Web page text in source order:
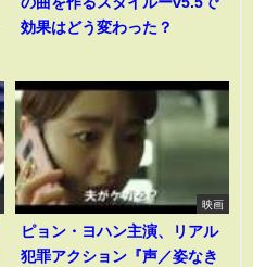
効果はどう変わった？
映画
ピョン・ヨハン主演、リアル
犯罪アクション『声／姿なき